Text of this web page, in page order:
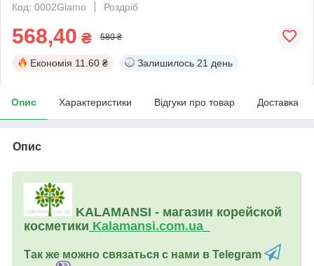
Код: 0002Glamo
Роздріб
568,40 ₴ 580 ₴
Економія 11.60 ₴ Залишилось 21 день
Опис Характеристики Відгуки про товар Доставка
Опис
KALAMANSI - магазин корейской
косметики Kalamansi.com.ua
Так же можно связаться с нами в Telegram